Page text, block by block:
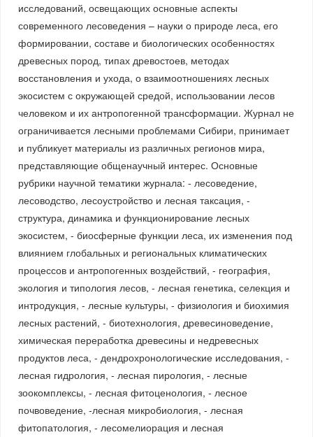
исследований, освещающих основные аспекты
современного лесоведения – науки о природе леса, его
формировании, составе и биологических особенностях
древесных пород, типах древостоев, методах
восстановления и ухода, о взаимоотношениях лесных
экосистем с окружающей средой, использовании лесов
человеком и их антропогенной трансформации. Журнал не
ограничивается лесными проблемами Сибири, принимает
и публикует материалы из различных регионов мира,
представляющие общенаучный интерес. Основные
рубрики научной тематики журнала: - лесоведение,
лесоводство, лесоустройство и лесная таксация, -
структура, динамика и функционирование лесных
экосистем, - биосферные функции леса, их изменения под
влиянием глобальных и региональных климатических
процессов и антропогенных воздействий, - география,
экология и типология лесов, - лесная генетика, селекция и
интродукция, - лесные культуры, - физиология и биохимия
лесных растений, - биотехнология, древесиноведение,
химическая переработка древесины и недревесных
продуктов леса, - дендрохронологические исследования, -
лесная гидрология, - лесная пирология, - лесные
зоокомплексы, - лесная фитоценология, - лесное
почвоведение, -лесная микробиология, - лесная
фитопатология, - лесомелиорация и лесная